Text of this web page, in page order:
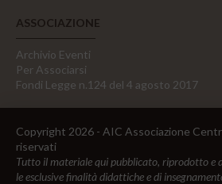
ASSOCIAZIONE
Archivio Eventi
Per Associarsi
Fondi Legge n.124 del 4 agosto 2017
Copyright 2026 - AIC Associazione
riservati
Tutto il materiale qui pubblicato, riprodotto e
le esclusive finalità didattiche e di